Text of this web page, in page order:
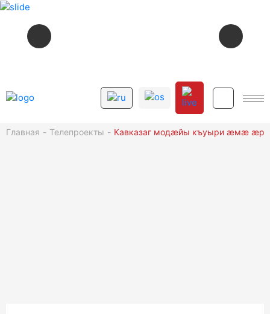
БОЛЬШЕ, ЧЕМ ВРАЧ (1-4 СЕРИЯ) 12+
Главная Телепроекты Кавказаг модæйы къуыри æмæ